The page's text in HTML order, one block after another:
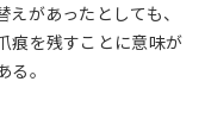
があったとしても、
痕を残すことに意味が
。